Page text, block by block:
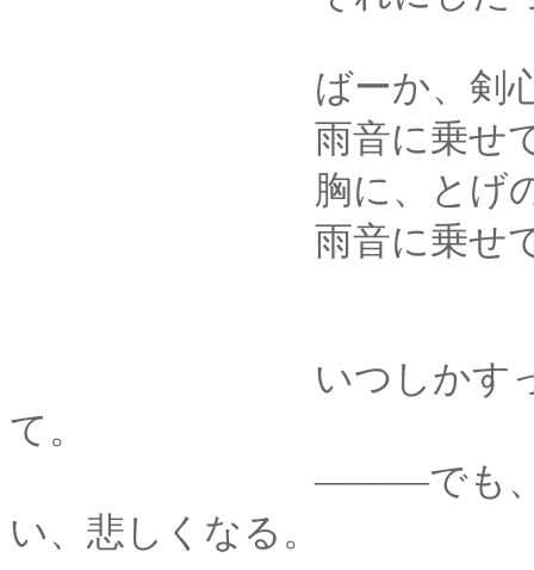
ばーか、剣心の
雨音に乗せて、ち
胸に、とげのある
雨音に乗せて、とげ
いつしかすっかり、
て。
―――でも、この頃
い、悲しくなる。